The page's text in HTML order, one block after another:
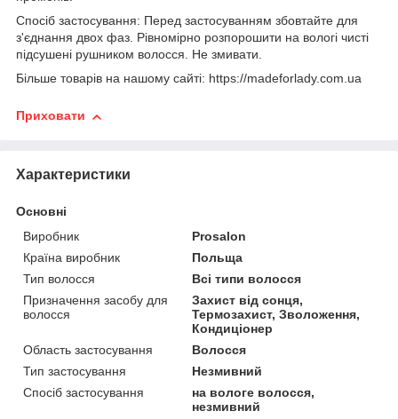
Спосіб застосування: Перед застосуванням збовтайте для
з'єднання двох фаз. Рівномірно розпорошити на вологі чисті
підсушені рушником волосся. Не змивати.
Більше товарів на нашому сайті: https://madeforlady.com.ua
Приховати
Характеристики
Основні
Виробник
Prosalon
Країна виробник
Польща
Тип волосся
Всі типи волосся
Призначення засобу для
волосся
Захист від сонця,
Термозахист, Зволоження,
Кондиціонер
Область застосування
Волосся
Тип застосування
Незмивний
Спосіб застосування
на вологе волосся,
незмивний